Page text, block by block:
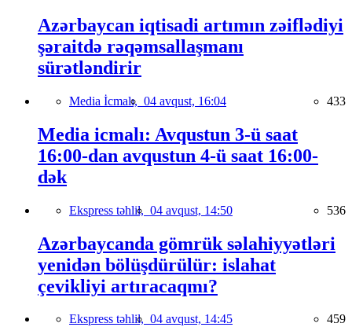
Azərbaycan iqtisadi artımın zəiflədiyi
şəraitdə rəqəmsallaşmanı
sürətləndirir
Media İcmalı, 04 avqust, 16:04 433
Media icmalı: Avqustun 3-ü saat
16:00-dan avqustun 4-ü saat 16:00-
dək
Ekspress təhlil, 04 avqust, 14:50 536
Azərbaycanda gömrük səlahiyyətləri
yenidən bölüşdürülür: islahat
çevikliyi artıracaqmı?
Ekspress təhlil, 04 avqust, 14:45 459